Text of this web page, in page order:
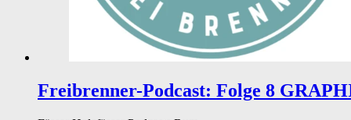
Freibrenner-Podcast: Folge 8